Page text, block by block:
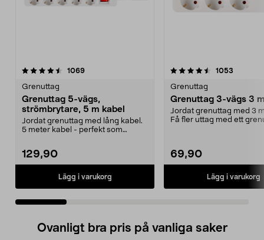
1069recensioner
Grenuttag
Grenuttag 5-vägs,
strömbrytare, 5 m kabel
Jordat grenuttag med lång kabel.
5 meter kabel - perfekt som
129,90
Lägg i varukorg
4.5 av 5 stjärnor 1053
Grenuttag
Grenuttag 3-vägs 3
Jordat grenuttag med 3
Få fler uttag med ett
69,90
Lägg i varukorg
4.5 av 5 stjärnor
Ovanligt bra pris på vanliga saker